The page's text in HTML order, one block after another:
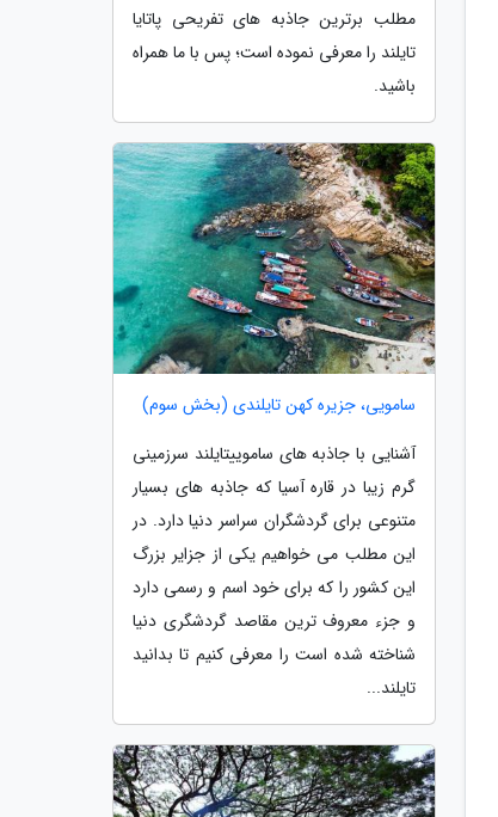
مطلب برترین جاذبه های تفریحی پاتایا
تایلند را معرفی نموده است؛ پس با ما همراه
باشید.
سامویی، جزیره کهن تایلندی (بخش سوم)
آشنایی با جاذبه های ساموییتایلند سرزمینی
گرم زیبا در قاره آسیا که جاذبه های بسیار
متنوعی برای گردشگران سراسر دنیا دارد. در
این مطلب می خواهیم یکی از جزایر بزرگ
این کشور را که برای خود اسم و رسمی دارد
و جزء معروف ترین مقاصد گردشگری دنیا
شناخته شده است را معرفی کنیم تا بدانید
تایلند...